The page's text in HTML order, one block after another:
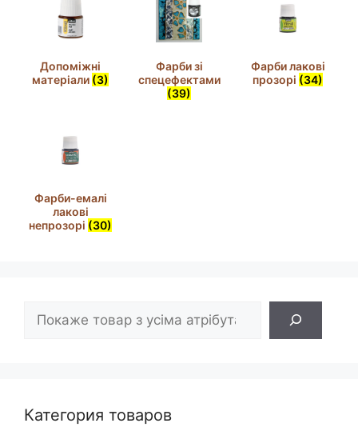
Допоміжні
матеріали (3)
Фарби зі
спецефектами
(39)
Фарби лакові
прозорі (34)
Фарби-емалі
лакові
непрозорі (30)
Категория товаров